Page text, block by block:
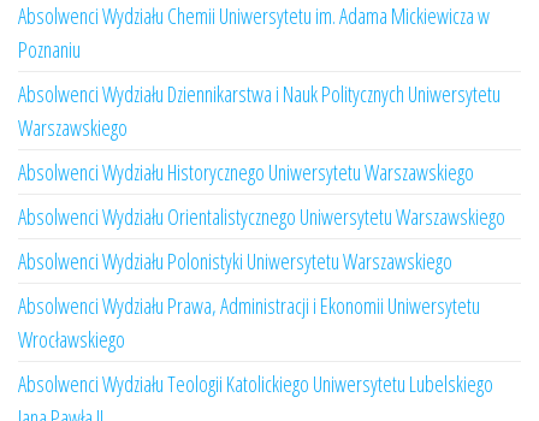
Absolwenci Wydziału Chemii Uniwersytetu im. Adama Mickiewicza w
Poznaniu
Absolwenci Wydziału Dziennikarstwa i Nauk Politycznych Uniwersytetu
Warszawskiego
Absolwenci Wydziału Historycznego Uniwersytetu Warszawskiego
Absolwenci Wydziału Orientalistycznego Uniwersytetu Warszawskiego
Absolwenci Wydziału Polonistyki Uniwersytetu Warszawskiego
Absolwenci Wydziału Prawa, Administracji i Ekonomii Uniwersytetu
Wrocławskiego
Absolwenci Wydziału Teologii Katolickiego Uniwersytetu Lubelskiego